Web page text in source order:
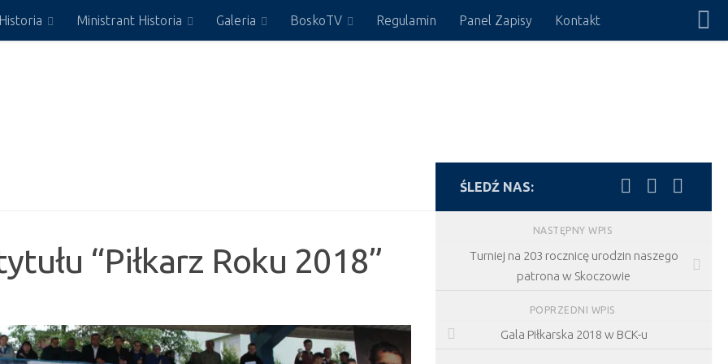
Ministrant Historia Galeria BoskoTV Regulamin Panel Zapisy Kontakt
“Piłkarz Roku 2018”
ŚLEDŹ NAS:
NASTĘPNY WPIS
Turniej na 203 rocznicę urodzin naszego
patrona w Skoczowie
POPRZEDNI WPIS
Gala Piłkarska 2018 w BCK-u